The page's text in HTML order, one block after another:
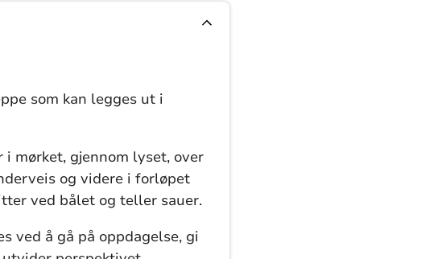
som kan legges ut i
mørket, gjennom lyset, over
og videre i forløpet
ved bålet og teller sauer.
ved å gå på oppdagelse, gi